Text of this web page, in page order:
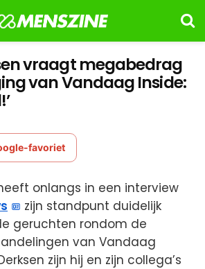
vraagt megabedrag
van Vandaag Inside:
favoriet
onlangs in een interview
zijn standpunt duidelijk
geruchten rondom de
van Vandaag
zijn hij en zijn collega’s